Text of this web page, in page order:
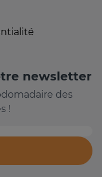
newsletter
des
!